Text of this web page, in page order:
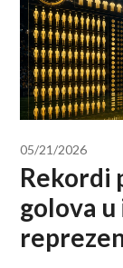
05/21/2026
Rekordi
golova